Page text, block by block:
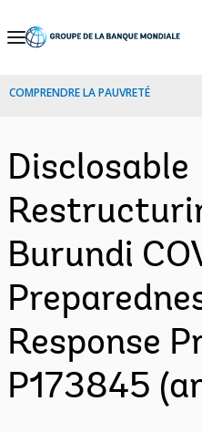
Skip
Navigation
COMPRENDRE LA PAUVRETÉ
Disclosable
Burundi
Response
P173845